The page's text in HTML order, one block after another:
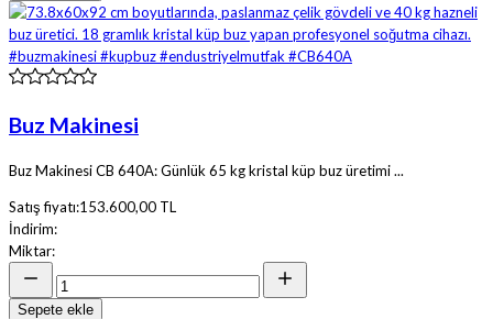
Buz Makinesi
Buz Makinesi CB 640A: Günlük 65 kg kristal küp buz üretimi ...
Satış fiyatı:153.600,00 TL
İndirim:
Miktar:
Sepete ekle